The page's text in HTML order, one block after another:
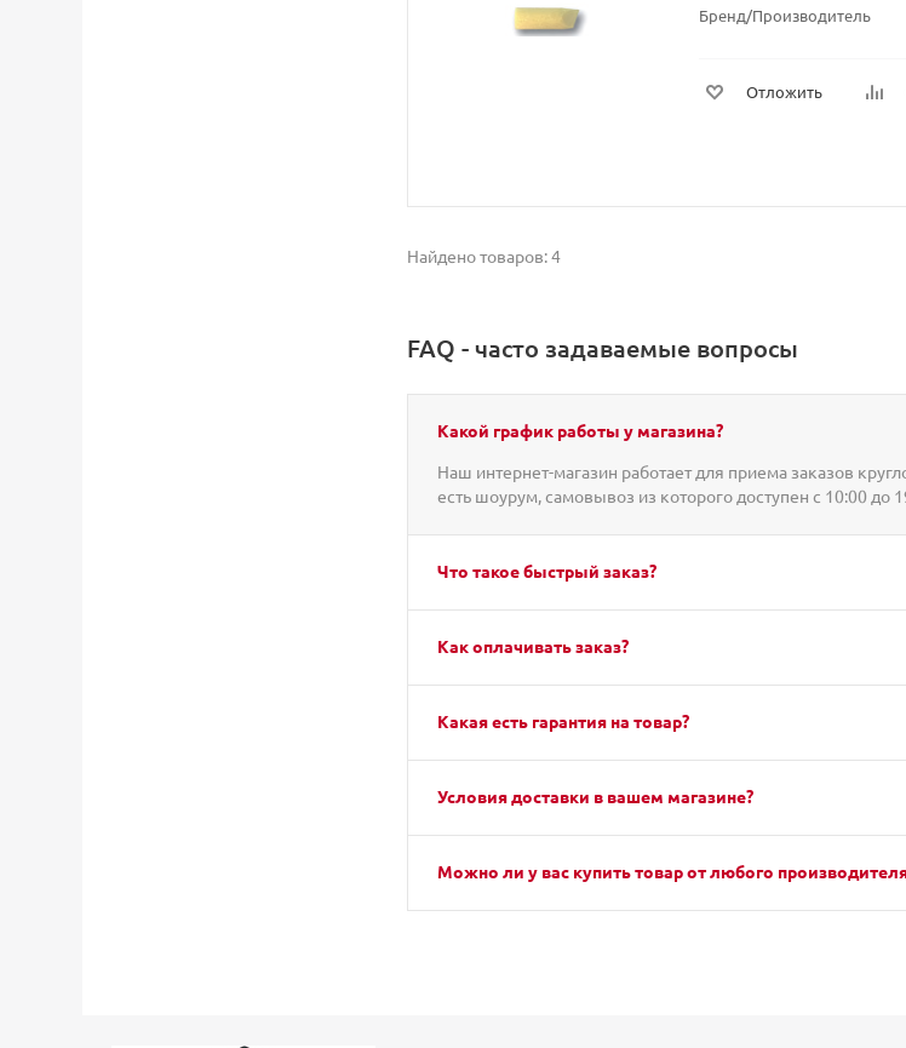
Бренд/Производитель
Отложить
Найдено товаров: 4
FAQ - часто задаваемые вопросы
Какой график работы у магазина?
Наш интернет-магазин работает для приема заказов
есть шоурум, самовывоз из которого доступен с 10:00 до
Что такое быстрый заказ?
Как оплачивать заказ?
Какая есть гарантия на товар?
Условия доставки в вашем магазине?
Можно ли у вас купить товар от любого